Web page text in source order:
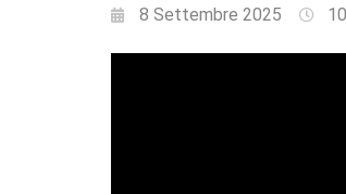
8 Settembre 2025